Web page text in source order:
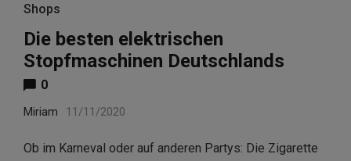
Shops
Die besten elektrischen
Stopfmaschinen Deutschlands
0
Miriam 11/11/2020
Ob im Karneval oder auf anderen Partys: Die Zigarette